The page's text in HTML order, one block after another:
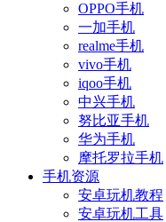
OPPO手机
一加手机
realme手机
vivo手机
iqoo手机
中兴手机
努比亚手机
华为手机
摩托罗拉手机
手机资源
安卓玩机教程
安卓玩机工具